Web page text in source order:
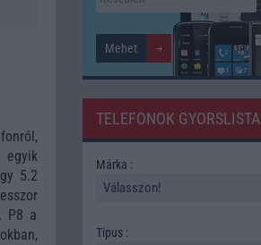
5.2
P8 a
TELEFONOK GYORSLISTA
Márka :
Tipus :